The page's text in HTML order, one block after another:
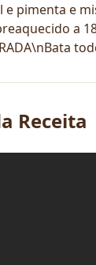
e pimenta e
a
Receita